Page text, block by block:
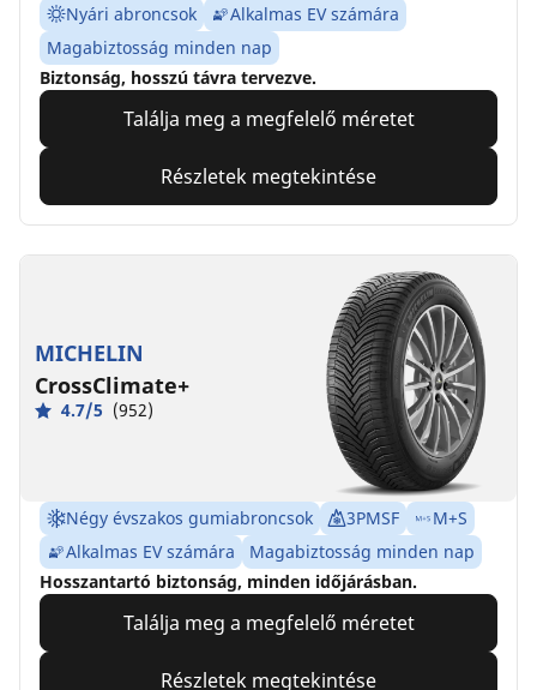
Nyári abroncsok
Alkalmas EV számára
Magabiztosság minden nap
Biztonság, hosszú távra tervezve.
Találja meg a megfelelő méretet
Részletek megtekintése
MICHELIN
CrossClimate+
4.7/5 (952)
Négy évszakos gumiabroncsok 3PMSF
M+S
Alkalmas EV számára
Magabiztosság minden nap
Hosszantartó biztonság, minden időjárásban.
Találja meg a megfelelő méretet
Részletek megtekintése